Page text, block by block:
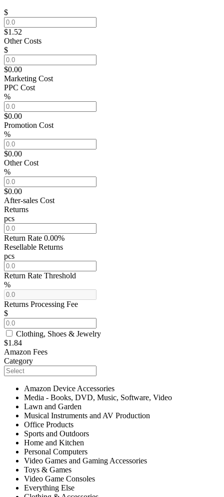
$
$1.52
Other Costs
$
$0.00
Marketing Cost
PPC Cost
%
$0.00
Promotion Cost
%
$0.00
Other Cost
%
$0.00
After-sales Cost
Returns
pcs
Return Rate 0.00%
Resellable Returns
pcs
Return Rate Threshold
%
Returns Processing Fee
$
Clothing, Shoes & Jewelry
$1.84
Amazon Fees
Category
Amazon Device Accessories
Media - Books, DVD, Music, Software, Video
Lawn and Garden
Musical Instruments and AV Production
Office Products
Sports and Outdoors
Home and Kitchen
Personal Computers
Video Games and Gaming Accessories
Toys & Games
Video Game Consoles
Everything Else